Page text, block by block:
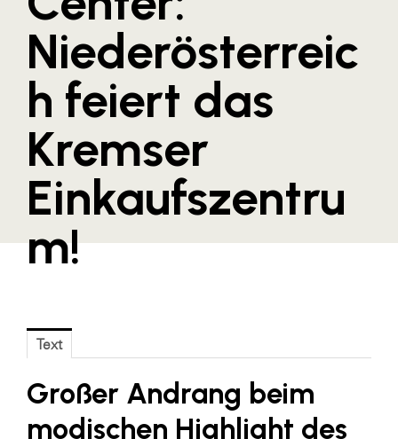
ACO
ALEX Krems
Amazon Web Services
Artweger
AustroCel Hallein
Blaguss
Bundesverband Sonnenschutztechnik
Cineplexx
Darbo
Designer Outlets Parndorf und Salzburg
DOMOFERM
Niederösterreic
h feiert das
Kremser
Einkaufszentru
m!
Text
Großer Andrang beim
modischen Highlight des